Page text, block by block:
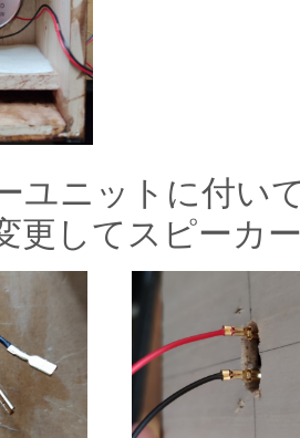
ユニットに付い
更してスピーカ